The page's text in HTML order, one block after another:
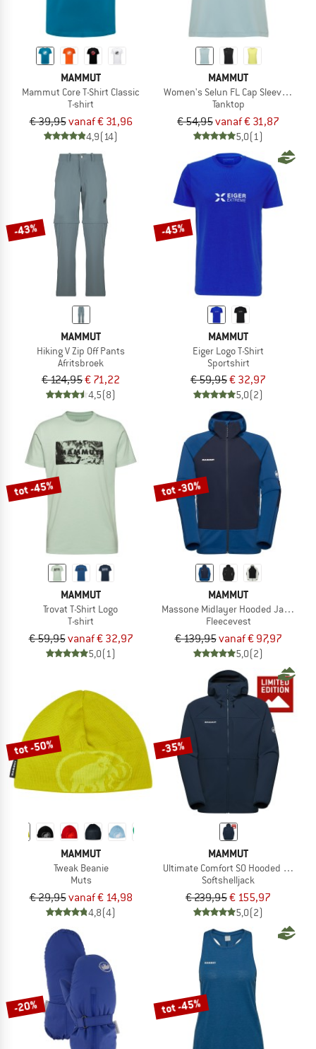
MAMMUT
Mammut Core T-Shirt Classic
T-shirt
€ 39,95vanaf € 31,96
4,9(14)
MAMMUT
Women's Selun FL Cap Sleeve Top
Tanktop
€ 54,95vanaf € 31,87
5,0(1)
-43%
MAMMUT
Hiking V Zip Off Pants
Afritsbroek
€ 124,95€ 71,22
4,5(8)
-45%
MAMMUT
Eiger Logo T-Shirt
Sportshirt
€ 59,95€ 32,97
5,0(2)
tot -45%
MAMMUT
Trovat T-Shirt Logo
T-shirt
€ 59,95vanaf € 32,97
5,0(1)
tot -30%
MAMMUT
Massone Midlayer Hooded Jacket
Fleecevest
€ 139,95vanaf € 97,97
5,0(2)
tot -50%
MAMMUT
Tweak Beanie
Muts
€ 29,95vanaf € 14,98
4,8(4)
-35%
MAMMUT
Ultimate Comfort SO Hooded Jacket
Softshelljack
€ 239,95€ 155,97
5,0(2)
-20% tot -45%